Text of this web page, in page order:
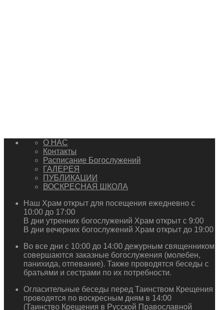
О НАС
Контакты
Расписание Богослужений
ГАЛЕРЕЯ
ПУБЛИКАЦИИ
ВОСКРЕСНАЯ ШКОЛА
Наш Храм открыт для посещения ежедневно с
10:00 до 17:00
В дни утренних богослужений Храм открыт с 9:00
В дни вечерних богослужений Храм открыт до 19:00
Во все дни с 10:00 до 14:00 дежурным священником
совершаются заказные богослужения (молебен,
панихида, отпевание). Также проводятся беседы с
братьями и сестрами по их потребности.
Огласительные беседы перед Таинством Крещения
проводятся по воскресным дням в 14:00
(Таинство Крещения в Русской Православной